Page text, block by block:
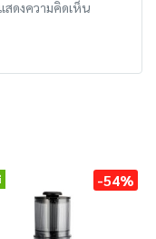
ดงความคิดเห็น
-54%